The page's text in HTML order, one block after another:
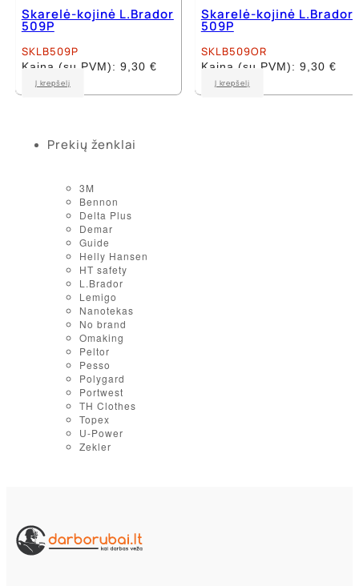
Skarelė-kojinė L.Brador
509P
SKLB509P
Kaina (su PVM): 9,30 €
Į krepšelį
Skarelė-kojinė L.Brador
509P
SKLB509OR
Kaina (su PVM): 9,30 €
Į krepšelį
Prekių ženklai
3M
Bennon
Delta Plus
Demar
Guide
Helly Hansen
HT safety
L.Brador
Lemigo
Nanotekas
No brand
Omaking
Peltor
Pesso
Polygard
Portwest
TH Clothes
Topex
U-Power
Zekler